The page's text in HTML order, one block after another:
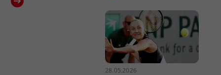
28.05.2026